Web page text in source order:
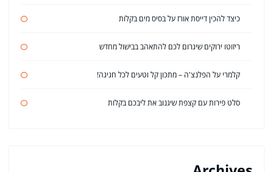
כיצד להכין דייסת אורז על בסיס מים בקלות
ריזוטו ירוקים שיגרום לכם להתאהב בבישול מחדש
קלמרי על הפלנצ'ה – מתכון קל וטעים לכל חגיגה!
סלט פירות עם קצפת שיגנוב את ליבכם בקלות